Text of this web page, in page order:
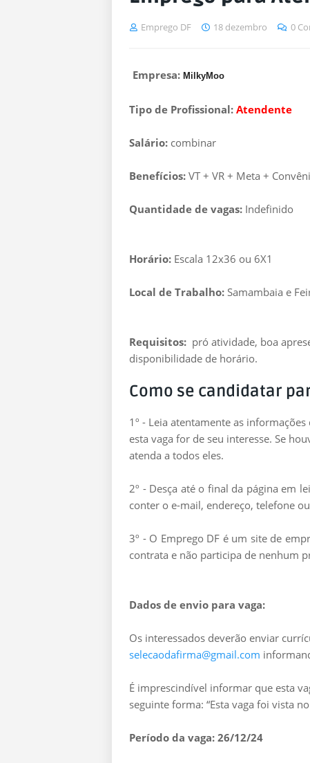
Emprego DF 18 dezembro 0
Empresa: MilkyMoo
Tipo de Profissional: Atendente
Salário: combinar
Benefícios: VT + VR + Meta +
Quantidade de vagas: Indefinido
Horário: Escala 12x36 ou 6X1
Local de Trabalho: Samambaia e
Requisitos: pró atividade, boa
disponibilidade de horário.
Como se candidatar
1º - Leia atentamente as
esta vaga for de seu interesse. Se
atenda a todos eles.
2º - Desça até o final da página em
conter o e-mail, endereço, telefone
3º - O Emprego DF é um site de
contrata e não participa de nenhum
Dados de envio para vaga:
Os interessados deverão enviar
selecaodafirma@gmail.com
É imprescindível informar que esta
seguinte forma: “Esta vaga foi vista
Período da vaga: 26/12/24